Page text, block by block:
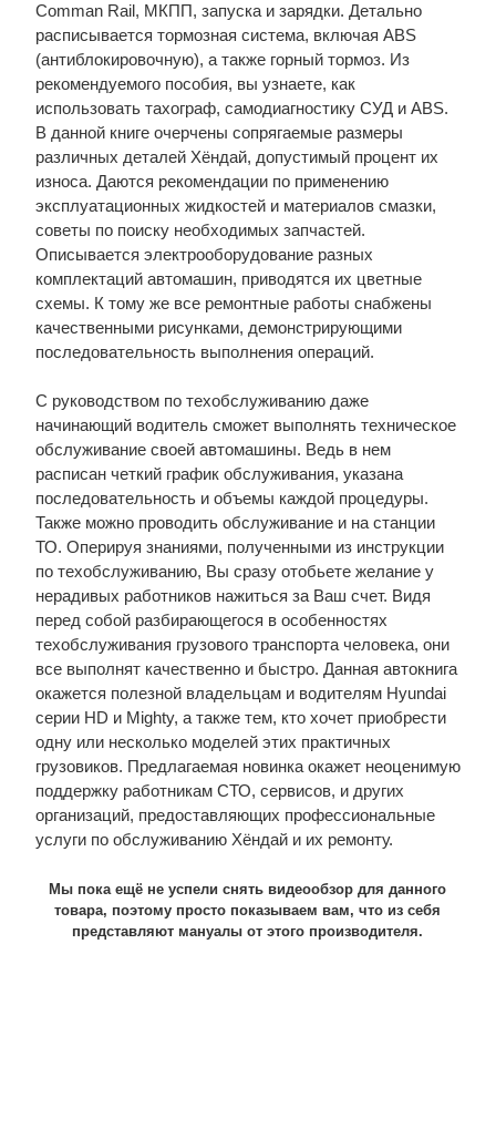
Comman Rail, МКПП, запуска и зарядки. Детально
расписывается тормозная система, включая ABS
(антиблокировочную), а также горный тормоз. Из
рекомендуемого пособия, вы узнаете, как
использовать тахограф, самодиагностику СУД и ABS.
В данной книге очерчены сопрягаемые размеры
различных деталей Хёндай, допустимый процент их
износа. Даются рекомендации по применению
эксплуатационных жидкостей и материалов смазки,
советы по поиску необходимых запчастей.
Описывается электрооборудование разных
комплектаций автомашин, приводятся их цветные
схемы. К тому же все ремонтные работы снабжены
качественными рисунками, демонстрирующими
последовательность выполнения операций.
С руководством по техобслуживанию даже
начинающий водитель сможет выполнять техническое
обслуживание своей автомашины. Ведь в нем
расписан четкий график обслуживания, указана
последовательность и объемы каждой процедуры.
Также можно проводить обслуживание и на станции
ТО. Оперируя знаниями, полученными из инструкции
по техобслуживанию, Вы сразу отобьете желание у
нерадивых работников нажиться за Ваш счет. Видя
перед собой разбирающегося в особенностях
техобслуживания грузового транспорта человека, они
все выполнят качественно и быстро. Данная автокнига
окажется полезной владельцам и водителям Hyundai
серии HD и Mighty, а также тем, кто хочет приобрести
одну или несколько моделей этих практичных
грузовиков. Предлагаемая новинка окажет неоценимую
поддержку работникам СТО, сервисов, и других
организаций, предоставляющих профессиональные
услуги по обслуживанию Хёндай и их ремонту.
Мы пока ещё не успели снять видеообзор для данного
товара, поэтому просто показываем вам, что из себя
представляют мануалы от этого производителя.